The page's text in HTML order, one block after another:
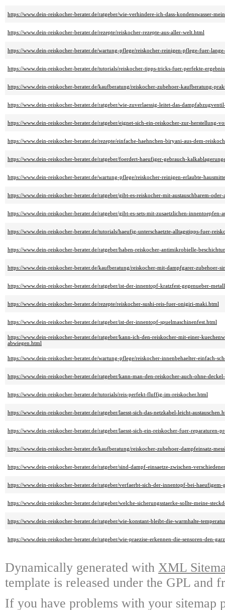
https://www.dein-reiskocher-berater.de/ratgeber/wie-verhindere-ich-dass-kondenswasser-
https://www.dein-reiskocher-berater.de/rezepte/reiskocher-rezepte-aus-aller-welt.html
https://www.dein-reiskocher-berater.de/wartung-pflege/reiskocher-reinigen-pflege-fuer-
https://www.dein-reiskocher-berater.de/tutorials/reiskocher-tipps-tricks-fuer-perfekte-
https://www.dein-reiskocher-berater.de/kaufberatung/reiskocher-zubehoer-kaufberatung-
https://www.dein-reiskocher-berater.de/ratgeber/wie-zuverlaessig-leitet-das-
https://www.dein-reiskocher-berater.de/ratgeber/eignet-sich-ein-reiskocher-zur-herstellung-
https://www.dein-reiskocher-berater.de/rezepte/einfache-haehnchen-biryani-aus-dem-
https://www.dein-reiskocher-berater.de/ratgeber/foerdert-haeufiger-gebrauch-
https://www.dein-reiskocher-berater.de/wartung-pflege/reiskocher-reinigen-erlaubte-
https://www.dein-reiskocher-berater.de/ratgeber/gibt-es-reiskocher-mit-austauschbarem-
https://www.dein-reiskocher-berater.de/ratgeber/gibt-es-sets-mit-zusaetzlichen-
https://www.dein-reiskocher-berater.de/tutorials/haeufig-unterschaetzte-alltagstipps-fuer-
https://www.dein-reiskocher-berater.de/ratgeber/haben-reiskocher-antimikrobielle-
https://www.dein-reiskocher-berater.de/kaufberatung/reiskocher-mit-dampfgarer-zubehoer-
https://www.dein-reiskocher-berater.de/ratgeber/ist-der-innentopf-kratzfest-gegenueber-
https://www.dein-reiskocher-berater.de/rezepte/reiskocher-sushi-reis-fuer-onigiri-maki.html
https://www.dein-reiskocher-berater.de/ratgeber/ist-der-innentopf-spuelmaschinenfest.html
https://www.dein-reiskocher-berater.de/ratgeber/kann-ich-den-reiskocher-mit-einer-
abwiegen.html
https://www.dein-reiskocher-berater.de/wartung-pflege/reiskocher-innenbehaelter-einfach-
https://www.dein-reiskocher-berater.de/ratgeber/kann-man-den-reiskocher-auch-ohne-
https://www.dein-reiskocher-berater.de/tutorials/reis-perfekt-fluffig-im-reiskocher.html
https://www.dein-reiskocher-berater.de/ratgeber/laesst-sich-das-netzkabel-leicht-
https://www.dein-reiskocher-berater.de/ratgeber/laesst-sich-ein-reiskocher-fuer-reparaturen-
https://www.dein-reiskocher-berater.de/kaufberatung/reiskocher-zubehoer-dampfeinsatz-
https://www.dein-reiskocher-berater.de/ratgeber/sind-dampf-einsaetze-zwischen-
https://www.dein-reiskocher-berater.de/ratgeber/verfaerbt-sich-der-innentopf-bei-haeufigem-
https://www.dein-reiskocher-berater.de/ratgeber/welche-sicherungsstaerke-sollte-meine-
https://www.dein-reiskocher-berater.de/ratgeber/wie-konstant-bleibt-die-warmhalte-
https://www.dein-reiskocher-berater.de/ratgeber/wie-praezise-erkennen-die-sensoren-den-
Dynamically generated with XML
template is released under the GPL and
If you have problems with your sitemap